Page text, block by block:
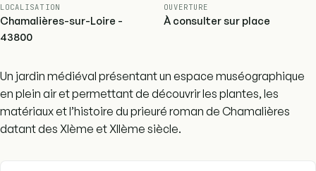
LOCALISATION
Chamalières-sur-Loire -
43800
OUVERTURE
À consulter sur place
Un jardin médiéval présentant un espace muséographique
en plein air et permettant de découvrir les plantes, les
matériaux et l’histoire du prieuré roman de Chamalières
datant des XIème et XIIème siècle.